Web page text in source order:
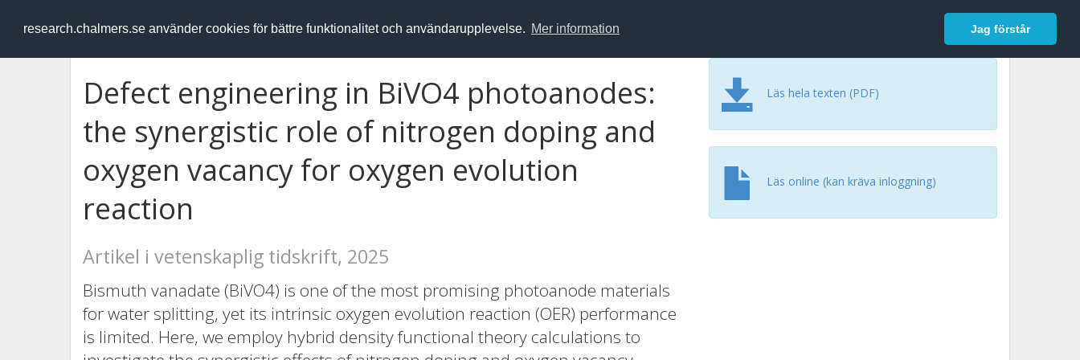
research.chalmers.se använder cookies för bättre funktionalitet och användarupplevelse. Mer information Jag förstår
RESEARCH.chalmers.se Logga in
Defect engineering in BiVO4 photoanodes:
the synergistic role of nitrogen doping and
oxygen vacancy for oxygen evolution
reaction
Artikel i vetenskaplig tidskrift, 2025
Bismuth vanadate (BiVO4) is one of the most promising photoanode materials
for water splitting, yet its intrinsic oxygen evolution reaction (OER) performance
is limited. Here, we employ hybrid density functional theory calculations to
Läs hela texten (PDF)
Läs online (kan kräva inloggning)